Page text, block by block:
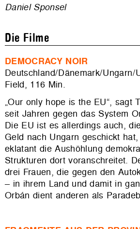
Daniel Sponsel
Die Filme
DEMOCRACY NOIR
Deutschland/Dänemark/Ungarn/
Field, 116 Min.
„Our only hope is the EU“, sagt
seit Jahren gegen das System
Die EU ist es allerdings auch,
Geld nach Ungarn geschickt
eklatant die Aushöhlung
Strukturen dort voranschreitet.
drei Frauen, die gegen den
– in ihrem Land und damit in
Orbán dient anderen als